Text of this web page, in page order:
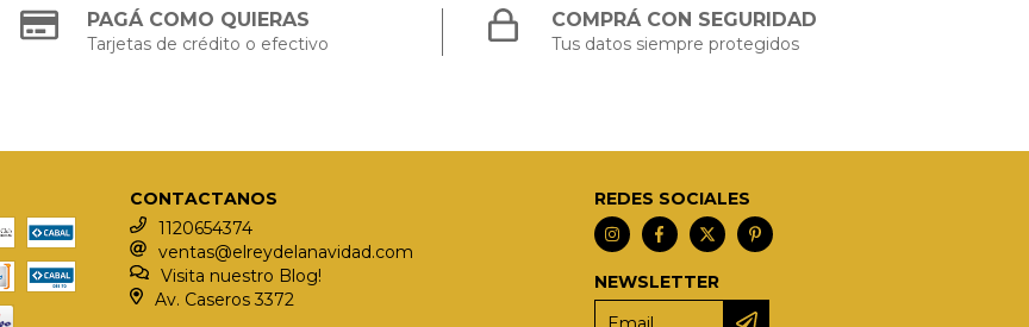
PAGÁ COMO QUIERAS
Tarjetas de crédito o efectivo
COMPRÁ CON SEGURIDAD
Tus datos siempre protegidos
CONTACTANOS
1120654374
ventas@elreydelanavidad.com
Visita nuestro Blog!
Av. Caseros 3372
REDES SOCIALES
NEWSLETTER